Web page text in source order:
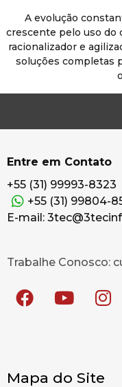
A evolução
crescente pelo uso do
racionalizador e
soluções completas
Entre em Contato
+55 (31) 99993-8323
+55 (31) 99804-
E-mail:
Trabalhe Conosco:
Mapa do Site